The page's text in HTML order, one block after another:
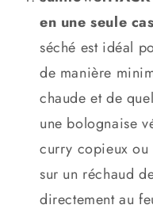
en une seule
séché est idéal
de manière
chaude et de
une bolognaise
curry copieux ou
sur un réchaud
directement au